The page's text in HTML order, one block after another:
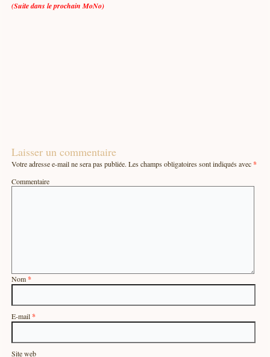
(Suite dans le prochain MoNo)
Laisser un commentaire
Votre adresse e-mail ne sera pas publiée. Les champs obligatoires sont indiqués avec*
Commentaire
Nom*
E-mail*
Site web